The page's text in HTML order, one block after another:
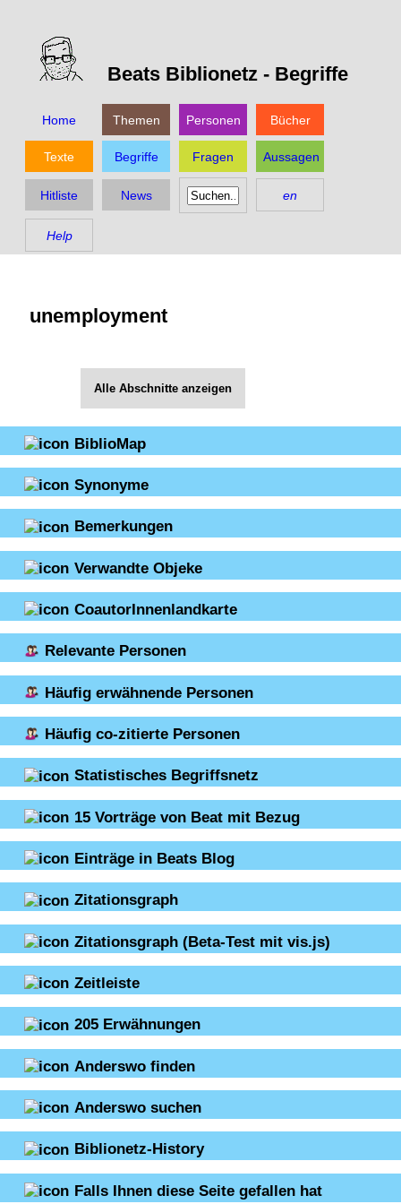
Beats Biblionetz - Begriffe
Home Themen Personen Bücher
Texte Begriffe Fragen Aussagen
Hitliste News en
Help
unemployment
Alle Abschnitte anzeigen
BiblioMap
Synonyme
Bemerkungen
Verwandte Objeke
CoautorInnenlandkarte
Relevante Personen
Häufig erwähnende Personen
Häufig co-zitierte Personen
Statistisches Begriffsnetz
15 Vorträge von Beat mit Bezug
Einträge in Beats Blog
Zitationsgraph
Zitationsgraph (Beta-Test mit vis.js)
Zeitleiste
205 Erwähnungen
Anderswo finden
Anderswo suchen
Biblionetz-History
Falls Ihnen diese Seite gefallen hat